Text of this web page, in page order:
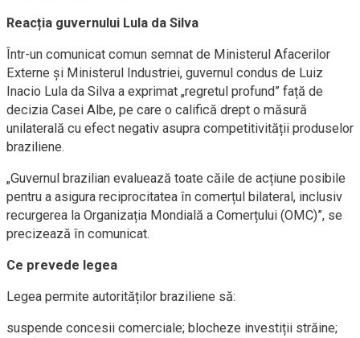
Reacția guvernului Lula da Silva
Într-un comunicat comun semnat de Ministerul Afacerilor
Externe și Ministerul Industriei, guvernul condus de Luiz
Inacio Lula da Silva a exprimat „regretul profund” față de
decizia Casei Albe, pe care o califică drept o măsură
unilaterală cu efect negativ asupra competitivității produselor
braziliene.
„Guvernul brazilian evaluează toate căile de acțiune posibile
pentru a asigura reciprocitatea în comerțul bilateral, inclusiv
recurgerea la Organizația Mondială a Comerțului (OMC)”, se
precizează în comunicat.
Ce prevede legea
Legea permite autorităților braziliene să:
suspende concesii comerciale; blocheze investiții străine;